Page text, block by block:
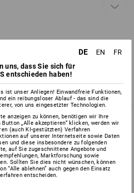
0 60 50 / 97 10 12
DE EN
FR
uns, dass Sie sich für
entschieden haben!
ist unser Anliegen! Einwandfreie Funktionen,
ein reibungsloser Ablauf - das sind die
von uns eingesetzter Technologien.
anzeigen zu können, benötigen wir Ihre
„Alle akzeptieren“ klicken, werden wir
(auch KI-gestützten) Verfahren
auf unserer Internetseite sowie Daten
und diese insbesondere zu folgenden
auf Sie zugeschnittene Angebote und
Marktforschung sowie
Sollten Sie dies nicht wünschen, können
“Alle ablehnen” auch gegen den Einsatz
entscheiden.